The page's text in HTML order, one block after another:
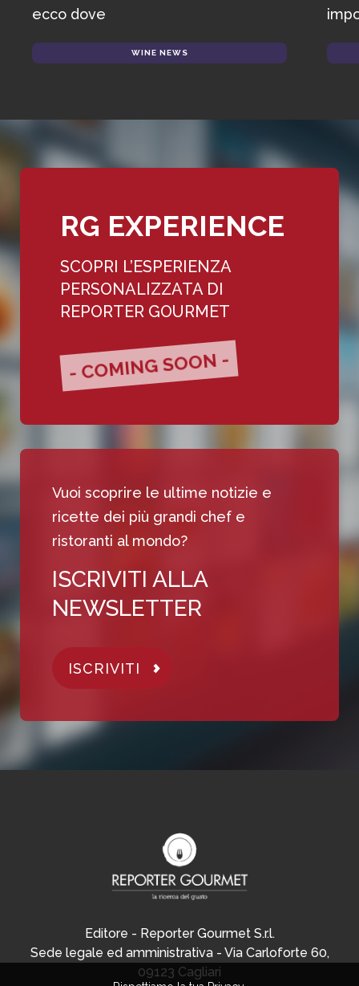
ecco dove
WINE NEWS
RG EXPERIENCE
SCOPRI L’ESPERIENZA
PERSONALIZZATA DI
REPORTER GOURMET
- COMING SOON -
Vuoi scoprire le ultime notizie e
ricette dei più grandi chef e
ristoranti al mondo?
ISCRIVITI ALLA
NEWSLETTER
ISCRIVITI
Editore - Reporter Gourmet S.r.l.
Sede legale ed amministrativa - Via Carloforte 60,
09123 Cagliari